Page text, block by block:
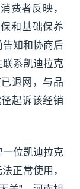
费者反映，
和基础保养
知和协商后
系凯迪拉克
退网，与品
起诉该经销
一位凯迪拉克
正常使用，